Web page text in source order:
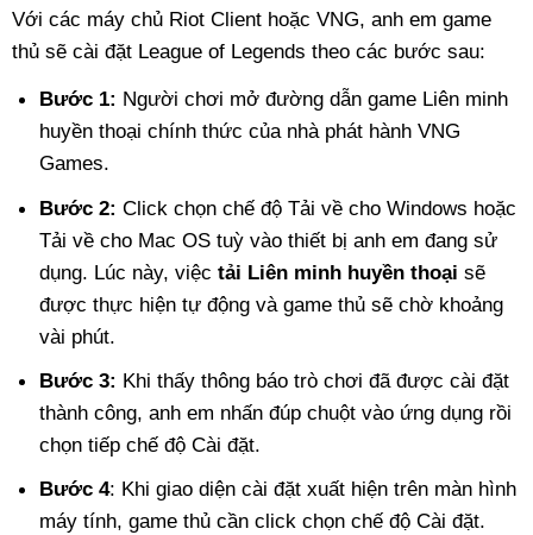
Với các máy chủ Riot Client hoặc VNG, anh em game
thủ sẽ cài đặt League of Legends theo các bước sau:
Bước 1: Người chơi mở đường dẫn game Liên minh
huyền thoại chính thức của nhà phát hành VNG
Games.
Bước 2: Click chọn chế độ Tải về cho Windows hoặc
Tải về cho Mac OS tuỳ vào thiết bị anh em đang sử
dụng. Lúc này, việc tải Liên minh huyền thoại sẽ
được thực hiện tự động và game thủ sẽ chờ khoảng
vài phút.
Bước 3: Khi thấy thông báo trò chơi đã được cài đặt
thành công, anh em nhấn đúp chuột vào ứng dụng rồi
chọn tiếp chế độ Cài đặt.
Bước 4: Khi giao diện cài đặt xuất hiện trên màn hình
máy tính, game thủ cần click chọn chế độ Cài đặt.